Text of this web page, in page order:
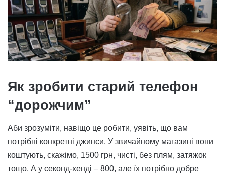
Як зробити старий телефон
“дорожчим”
Аби зрозуміти, навіщо це робити, уявіть, що вам
потрібні конкретні джинси. У звичайному магазині вони
коштують, скажімо, 1500 грн, чисті, без плям, затяжок
тощо. А у секонд-хенді – 800, але їх потрібно добре